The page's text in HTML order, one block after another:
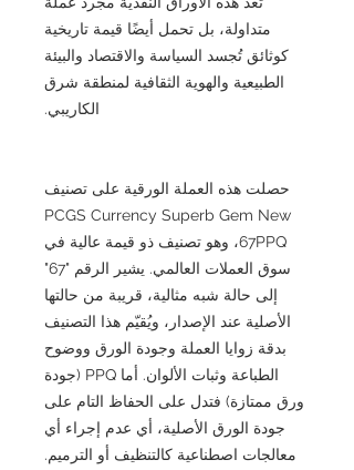
متداولة، بل تحمل أيضًا قيمة تاريخية
كوثائق تُجسد السياسة والاقتصاد والبيئة
الطبيعية والهوية الثقافية لمنطقة شرق
الكاريبي.
حصلت هذه العملة الورقية على تصنيف
PCGS Currency Superb Gem New
67PPQ، وهو تصنيف ذو قيمة عالية في
سوق العملات العالمي. يشير الرقم "67"
إلى حالة شبه مثالية، قريبة من حالتها
الأصلية عند الإصدار، ويُقيّم هذا التصنيف
بدقة زوايا العملة وجودة الورق ووضوح
الطباعة وثبات الألوان. أما PPQ (جودة
ورق ممتازة) فتدل على الحفاظ التام على
جودة الورق الأصلية، أي عدم إجراء أي
معالجات اصطناعية كالتنظيف أو الترميم.